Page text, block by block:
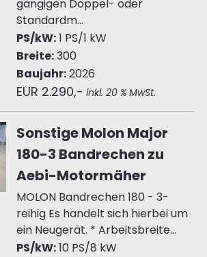
gängigen Doppel- oder
Standardm...
PS/kW:1 PS/1 kW
Breite:300
Baujahr:2026
EUR 2.290,- inkl. 20 % MwSt.
Sonstige Molon Major
180-3 Bandrechen zu
Aebi-Motormäher
MOLON Bandrechen 180 - 3-
reihig Es handelt sich hierbei um
ein Neugerät. * Arbeitsbreite...
PS/kW:10 PS/8 kW